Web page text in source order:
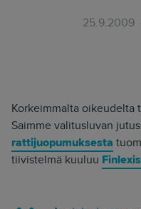
25.9.2009
Korkeimmalta oikeudelta
Saimme valitusluvan
rattijuopumuksesta
tiivistelmä kuuluu